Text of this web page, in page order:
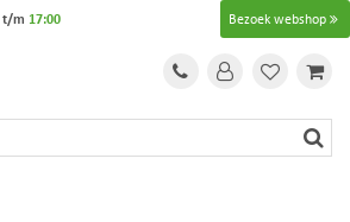
Bezoek webshop
t/m 17:00